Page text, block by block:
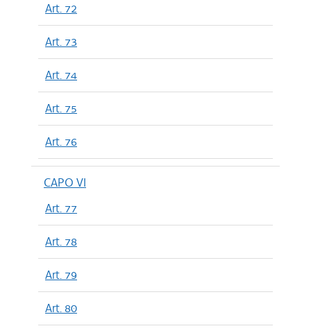
Art. 72
Art. 73
Art. 74
Art. 75
Art. 76
CAPO VI
Art. 77
Art. 78
Art. 79
Art. 80